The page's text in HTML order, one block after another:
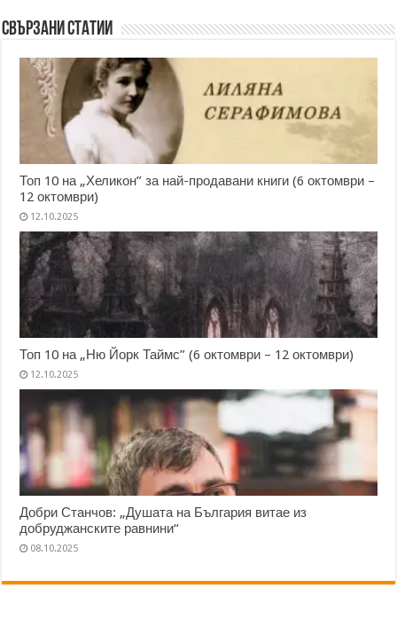
Свързани статии
Топ 10 на „Хеликон” за най-продавани книги (6 октомври –
12 октомври)
12.10.2025
Топ 10 на „Ню Йорк Таймс” (6 октомври – 12 октомври)
12.10.2025
Добри Станчов: „Душата на България витае из
добруджанските равнини“
08.10.2025